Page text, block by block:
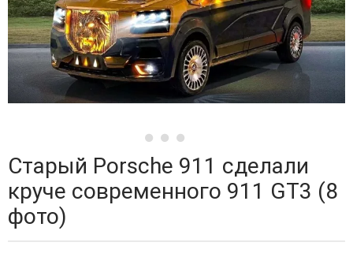
Старый Porsche 911 сделали
круче современного 911 GT3 (8
фото)